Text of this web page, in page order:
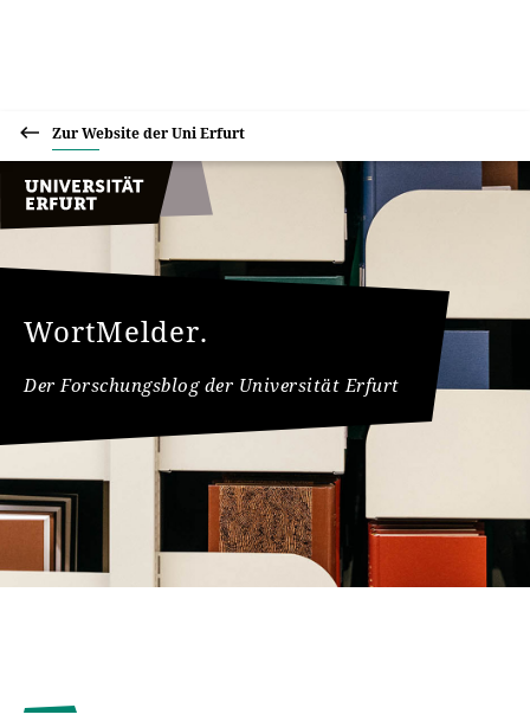
Zur Website der Uni Erfurt
WortMelder.
Der Forschungsblog der Universität Erfurt